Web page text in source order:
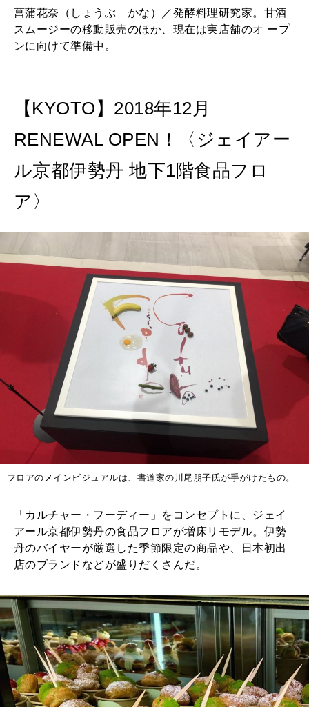
菖蒲花奈（しょうぶ かな）／発酵料理研究家。甘酒
スムージーの移動販売のほか、現在は実店舗のオ ープ
ンに向けて準備中。
【KYOTO】2018年12月
RENEWAL OPEN！〈ジェイアー
ル京都伊勢丹 地下1階食品フロ
ア〉
フロアのメインビジュアルは、書道家の川尾朋子氏が手がけたもの。
「カルチャー・フーディー」をコンセプトに、ジェイ
アール京都伊勢丹の食品フロアが増床リモデル。伊勢
丹のバイヤーが厳選した季節限定の商品や、日本初出
店のブランドなどが盛りだくさんだ。